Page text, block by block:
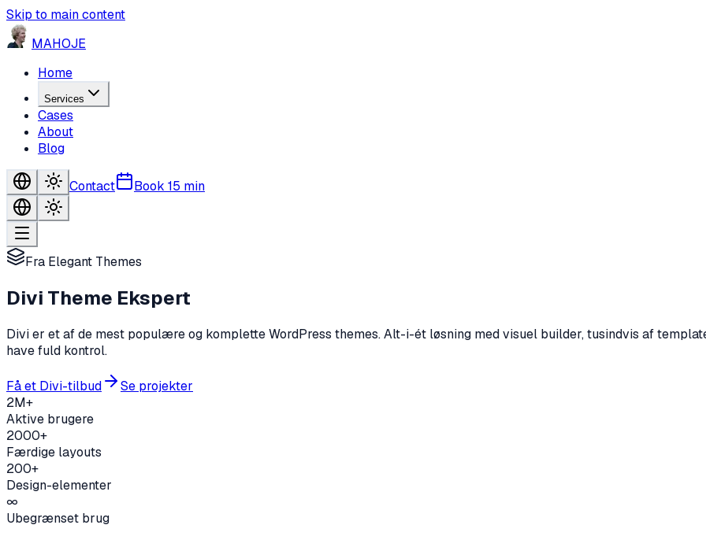
Skip to main content
MAHOJE
Home
Services
Cases
About
Blog
Contact Book 15 min
Fra Elegant Themes
Divi Theme Ekspert
Divi er et af de mest populære og komplette WordPress themes. Alt-i-ét løsning med visuel builder, tusindvis af
have fuld kontrol.
Få et Divi-tilbud
Se projekter
2M+
Aktive brugere
2000+
Færdige layouts
200+
Design-elementer
∞
Ubegrænset brug